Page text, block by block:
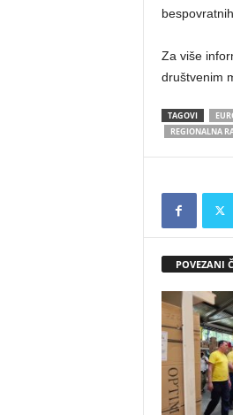
Za više
društvenim
TAGOVI
REGIONALNA
POVEZANI